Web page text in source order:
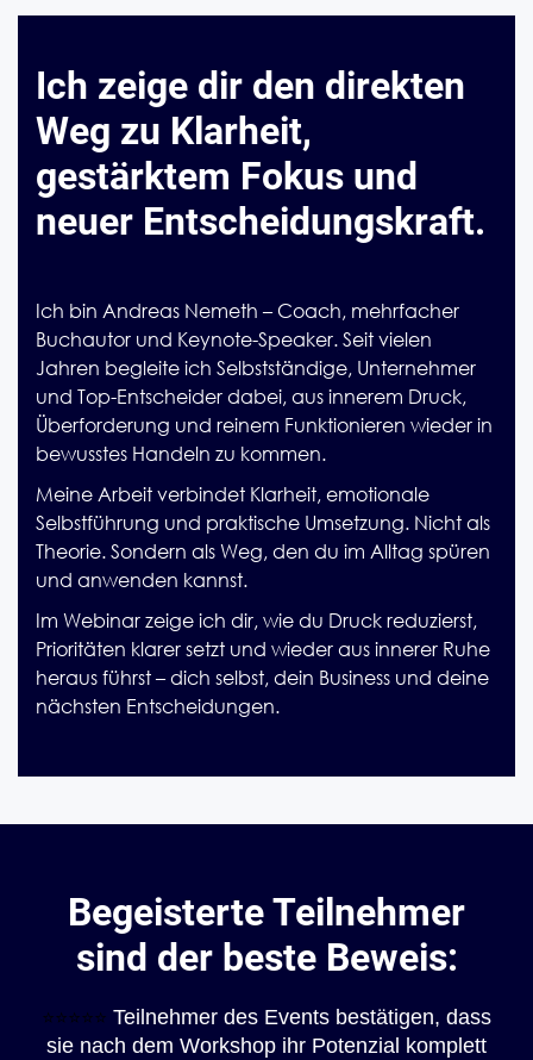
Ich zeige dir den direkten
Weg zu Klarheit,
gestärktem Fokus und
neuer Entscheidungskraft.
Ich bin Andreas Nemeth – Coach, mehrfacher
Buchautor und Keynote-Speaker. Seit vielen
Jahren begleite ich Selbstständige, Unternehmer
und Top-Entscheider dabei, aus innerem Druck,
Überforderung und reinem Funktionieren wieder in
bewusstes Handeln zu kommen.
Meine Arbeit verbindet Klarheit, emotionale
Selbstführung und praktische Umsetzung. Nicht als
Theorie. Sondern als Weg, den du im Alltag spüren
und anwenden kannst.
Im Webinar zeige ich dir, wie du Druck reduzierst,
Prioritäten klarer setzt und wieder aus innerer Ruhe
heraus führst – dich selbst, dein Business und deine
nächsten Entscheidungen.
Begeisterte Teilnehmer
sind der beste Beweis:
⭐️⭐️⭐️⭐️⭐️ Teilnehmer des Events bestätigen, dass
sie nach dem Workshop ihr Potenzial komplett